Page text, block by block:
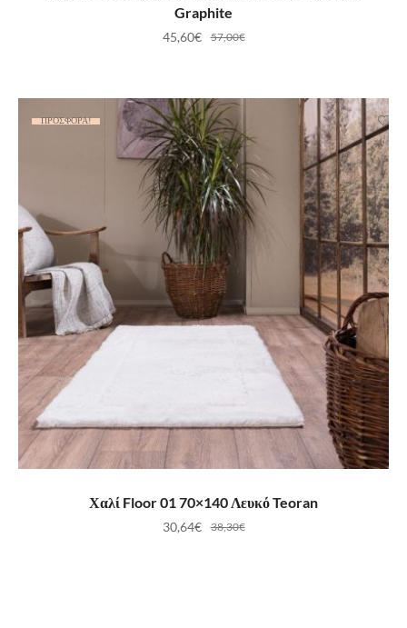
Graphite
57,00€
45,60€
ΠΡΟΣΦΟΡΆ!
ΠΡΟΣΘΉΚΗ ΣΤΟ ΚΑΛΆΘΙ
Χαλί Floor 01 70×140 Λευκό Teoran
38,30€
30,64€